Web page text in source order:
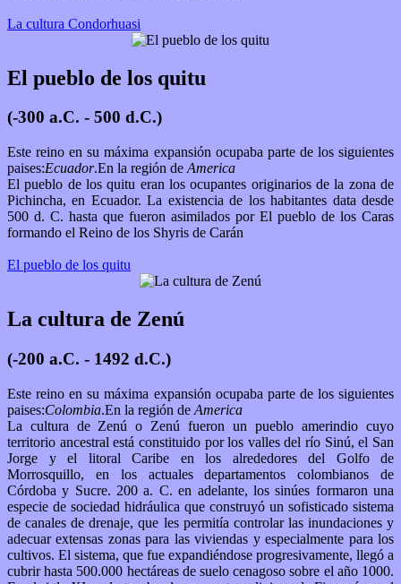
La cultura Condorhuasi
El pueblo de los quitu
(-300 a.C. - 500 d.C.)
Este reino en su máxima expansión ocupaba parte de los siguientes
paises:Ecuador.En la región de America
El pueblo de los quitu eran los ocupantes originarios de la zona de
Pichincha, en Ecuador. La existencia de los habitantes data desde
500 d. C. hasta que fueron asimilados por El pueblo de los Caras
formando el Reino de los Shyris de Carán
El pueblo de los quitu
La cultura de Zenú
(-200 a.C. - 1492 d.C.)
Este reino en su máxima expansión ocupaba parte de los siguientes
paises:Colombia.En la región de America
La cultura de Zenú o Zenú fueron un pueblo amerindio cuyo
territorio ancestral está constituido por los valles del río Sinú, el San
Jorge y el litoral Caribe en los alrededores del Golfo de
Morrosquillo, en los actuales departamentos colombianos de
Córdoba y Sucre. 200 a. C. en adelante, los sinúes formaron una
especie de sociedad hidráulica que construyó un sofisticado sistema
de canales de drenaje, que les permitía controlar las inundaciones y
adecuar extensas zonas para las viviendas y especialmente para los
cultivos. El sistema, que fue expandiéndose progresivamente, llegó a
cubrir hasta 500.000 hectáreas de suelo cenagoso sobre el año 1000.